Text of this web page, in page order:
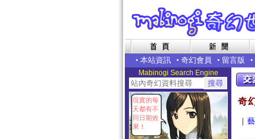
• 本站資訊 • 奇幻會員 • 留言版 •
Mabinogi Search Engine
現實的每
天都有不
同日期效
果！
奇
｜